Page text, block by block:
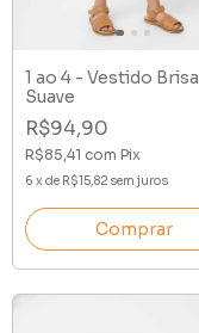
1 ao 4 - Vestido Brisa
Suave
R$94,90
R$85,41 com Pix
6 x de R$15,82 sem juros
Comprar